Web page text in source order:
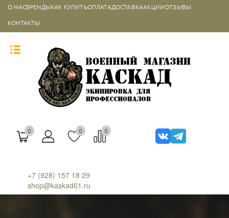
О НАСБРЕНДЫКАК КУПИТЬОПЛАТАДОСТАВКААКЦИИОТЗЫВЫ
КОНТАКТЫ
0 0 0
+7 (928) 157 18 29
shop@kaskad61.ru